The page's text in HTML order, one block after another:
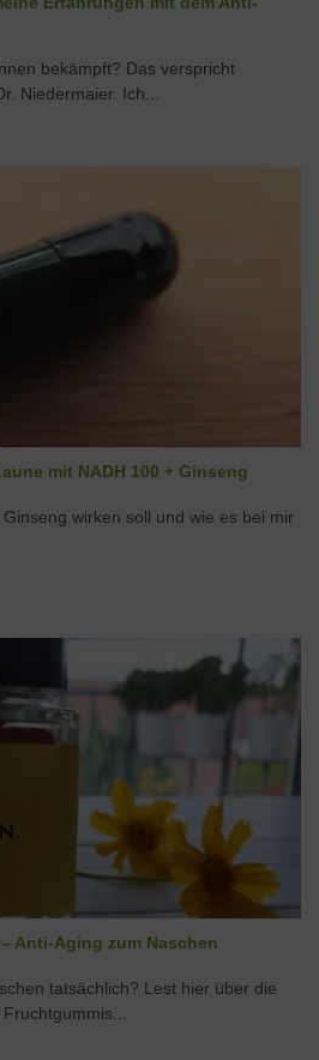
bekämpft? Das verspricht
Niedermaier. Ich...
mit NADH 100 + Ginseng
wirken soll und wie es bei mir
Anti-Aging zum Naschen
tatsächlich? Lest hier über die